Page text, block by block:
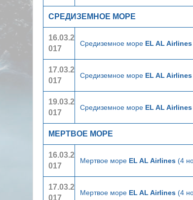
СРЕДИЗЕМНОЕ МОРЕ
16.03.2
017
Средиземное море EL AL Airlines
17.03.2
017
Средиземное море EL AL Airlines
19.03.2
017
Средиземное море EL AL Airlines
МЕРТВОЕ МОРЕ
16.03.2
017
Мертвое море EL AL Airlines (4
17.03.2
017
Мертвое море EL AL Airlines (4